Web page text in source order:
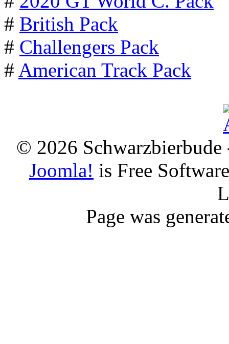
# British Pack
# Challengers Pack
# American Track Pack
© 2026
Joomla! is Free
Page was